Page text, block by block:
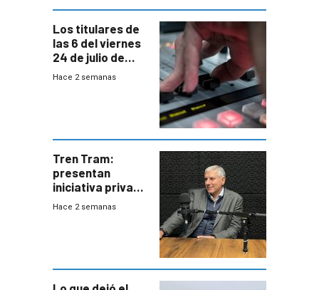
Los titulares de
las 6 del viernes
24 de julio de
2026
Hace 2 semanas
Tren Tram:
presentan
iniciativa privada
para una red de
Hace 2 semanas